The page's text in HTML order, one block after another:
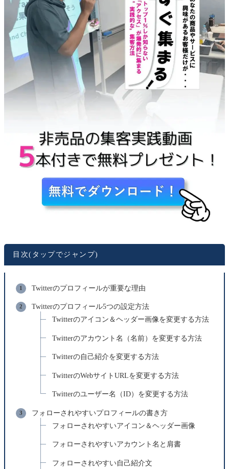
目次(タップでジャンプ)
Twitterのプロフィールが重要な理由
Twitterのプロフィール5つの設定方法
Twitterのアイコン＆ヘッダー画像を変更する方法
Twitterのアカウント名（名前）を変更する方法
Twitterの自己紹介を変更する方法
TwitterのWebサイトURLを変更する方法
Twitterのユーザー名（ID）を変更する方法
フォローされやすいプロフィールの書き方
フォローされやすいアイコン＆ヘッダー画像
フォローされやすいアカウント名と肩書
フォローされやすい自己紹介文